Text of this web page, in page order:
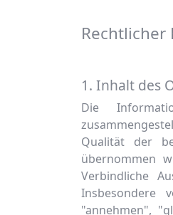
Rechtlicher
1. Inhalt des
Die
Qualität der
übernommen
Verbindliche
Insbesondere
"annehmen",